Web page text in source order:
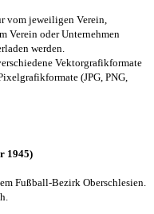
vom jeweiligen Verein,
Verein oder Unternehmen
werden.
Vektorgrafikformate
(JPG, PNG,
1945)
Fußball-Bezirk Oberschlesien.